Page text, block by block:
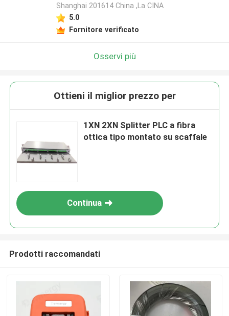
Shanghai 201614 China ,La CINA
5.0
Fornitore verificato
Osservi più
Ottieni il miglior prezzo per
1XN 2XN Splitter PLC a fibra
ottica tipo montato su scaffale
Continua
Prodotti raccomandati